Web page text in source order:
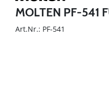
MOLTEN PF-541
Art.Nr.: PF-541